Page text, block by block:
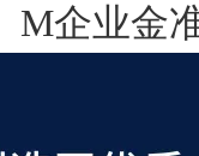
M企业金